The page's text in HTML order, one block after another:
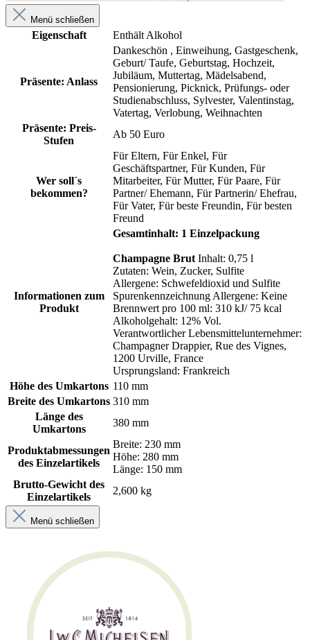
Menü schließen
Eigenschaft Enthält Alkohol
Präsente: Anlass
Dankeschön , Einweihung, Gastgeschenk,
Geburt/ Taufe, Geburtstag, Hochzeit,
Jubiläum, Muttertag, Mädelsabend,
Pensionierung, Picknick, Prüfungs- oder
Studienabschluss, Sylvester, Valentinstag,
Vatertag, Verlobung, Weihnachten
Präsente: Preis-
Stufen
Ab 50 Euro
Wer soll´s
bekommen?
Für Eltern, Für Enkel, Für
Geschäftspartner, Für Kunden, Für
Mitarbeiter, Für Mutter, Für Paare, Für
Partner/ Ehemann, Für Partnerin/ Ehefrau,
Für Vater, Für beste Freundin, Für besten
Freund
Informationen zum
Produkt
Gesamtinhalt: 1 Einzelpackung
Champagne Brut Inhalt: 0,75 l
Zutaten: Wein, Zucker, Sulfite
Allergene: Schwefeldioxid und Sulfite
Spurenkennzeichnung Allergene: Keine
Brennwert pro 100 ml: 310 kJ/ 75 kcal
Alkoholgehalt: 12% Vol.
Verantwortlicher Lebensmittelunternehmer:
Champagner Drappier, Rue des Vignes,
1200 Urville, France
Ursprungsland: Frankreich
Höhe des Umkartons 110 mm
Breite des Umkartons 310 mm
Länge des
Umkartons
380 mm
Produktabmessungen
des Einzelartikels
Breite: 230 mm
Höhe: 280 mm
Länge: 150 mm
Brutto-Gewicht des
Einzelartikels
2,600 kg
Menü schließen